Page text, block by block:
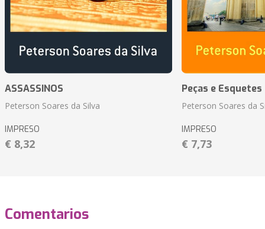
ASSASSINOS
Peterson Soares da Silva
IMPRESO
€ 8,32
Peças e
Peterson Soares da
IMPRESO
€ 7,73
Comentarios